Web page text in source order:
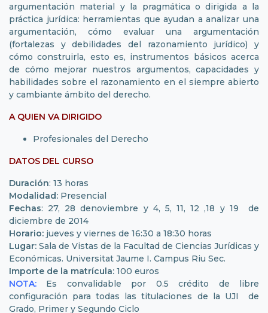
argumentación material y la pragmática o dirigida a la
práctica jurídica: herramientas que ayudan a analizar una
argumentación, cómo evaluar una argumentación
(fortalezas y debilidades del razonamiento jurídico) y
cómo construirla, esto es, instrumentos básicos acerca
de cómo mejorar nuestros argumentos, capacidades y
habilidades sobre el razonamiento en el siempre abierto
y cambiante ámbito del derecho.
A QUIEN VA DIRIGIDO
Profesionales del Derecho
DATOS DEL CURSO
Duración: 13 horas
Modalidad: Presencial
Fechas: 27, 28 denoviembre y 4, 5, 11, 12 ,18 y 19 de
diciembre de 2014
Horario: jueves y viernes de 16:30 a 18:30 horas
Lugar: Sala de Vistas de la Facultad de Ciencias Jurídicas y
Económicas. Universitat Jaume I. Campus Riu Sec.
Importe de la matrícula: 100 euros
NOTA: Es convalidable por 0.5 crédito de libre
configuración para todas las titulaciones de la UJI de
Grado, Primer y Segundo Ciclo